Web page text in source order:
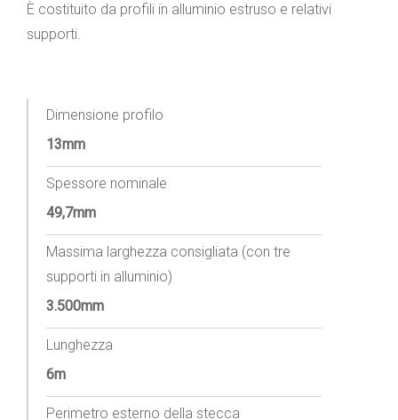
È costituito da profili in alluminio estruso e relativi
supporti.
Dimensione profilo
13mm
Spessore nominale
49,7mm
Massima larghezza consigliata (con tre
supporti in alluminio)
3.500mm
Lunghezza
6m
Perimetro esterno della stecca